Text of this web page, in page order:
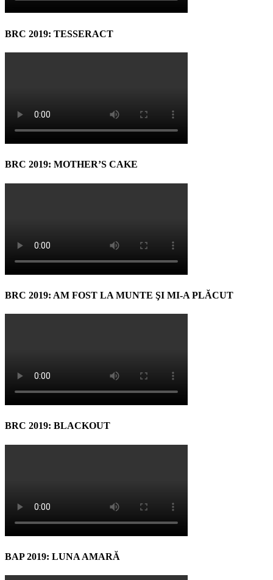
BRC 2019: TESSERACT
BRC 2019: MOTHER’S CAKE
BRC 2019: AM FOST LA MUNTE ŞI MI-A PLĂCUT
BRC 2019: BLACKOUT
BAP 2019: LUNA AMARĂ